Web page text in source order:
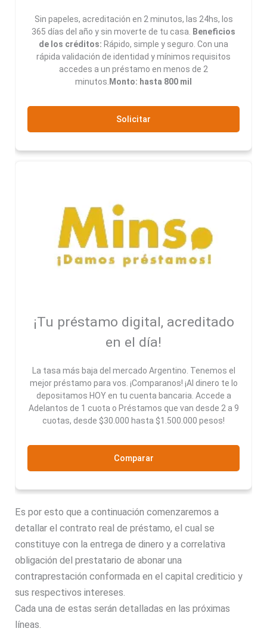
Sin papeles, acreditación en 2 minutos, las 24hs, los
365 días del año y sin moverte de tu casa. Beneficios
de los créditos: Rápido, simple y seguro. Con una
rápida validación de identidad y mínimos requisitos
accedes a un préstamo en menos de 2
minutos. Monto: hasta 800 mil
Solicitar
¡Tu préstamo digital, acreditado
en el día!
La tasa más baja del mercado Argentino. Tenemos el
mejor préstamo para vos. ¡Comparanos! ¡Al dinero te lo
depositamos HOY en tu cuenta bancaria. Accede a
Adelantos de 1 cuota o Préstamos que van desde 2 a 9
cuotas, desde $30.000 hasta $1.500.000 pesos!
Comparar
Es por esto que a continuación comenzaremos a
detallar el contrato real depréstamo, el cual se
constituye con la entrega de dinero y a correlativa
obligación del prestatario de abonar una
contraprestación conformada en el capital crediticio y
sus respectivos intereses.
Cada una de estas serán detalladas en las próximas
líneas.